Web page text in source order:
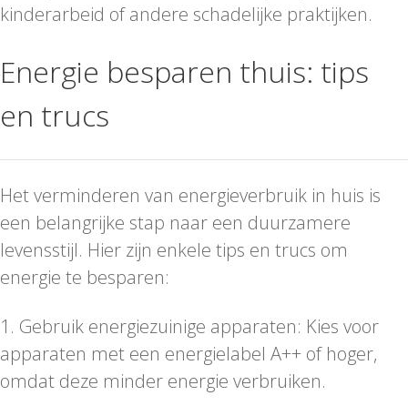
kinderarbeid of andere schadelijke praktijken.
Energie besparen thuis: tips
en trucs
Het verminderen van energieverbruik in huis is
een belangrijke stap naar een duurzamere
levensstijl. Hier zijn enkele tips en trucs om
energie te besparen:
1. Gebruik energiezuinige apparaten: Kies voor
apparaten met een energielabel A++ of hoger,
omdat deze minder energie verbruiken.